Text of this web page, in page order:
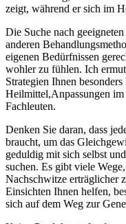
zeigt, während er sich im
Die Suche nach
anderen
eigenen Bedürfnissen
wohler zu fühlen. Ich
Strategien Ihnen
Heilmittel,Anpassungen‍
Fachleuten.
Denken Sie daran,‌ dass
braucht, um ​das
geduldig mit ⁢sich selbst
suchen. Es gibt viele
Nachschwitze erträglicher
Einsichten Ihnen helfen,
sich auf dem⁤ Weg zur⁤